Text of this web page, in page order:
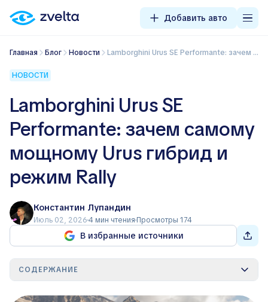
Добавить авто
Главная Блог Новости Lamborghini Urus SE Performante: зачем самому мощному Urus гибрид и режим Rally
НОВОСТИ
Lamborghini Urus SE
Performante: зачем самому
мощному Urus гибрид и
режим Rally
Константин Лупандин
Июль 02, 20264 мин чтения Просмотры 174
В избранные источники
СОДЕРЖАНИЕ